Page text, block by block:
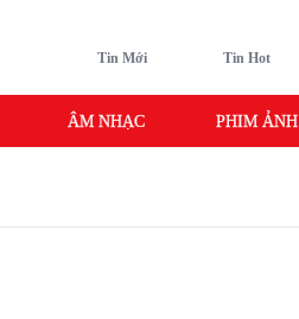
Tin Mới Tin Hot
ÂM NHẠC PHIM ẢNH